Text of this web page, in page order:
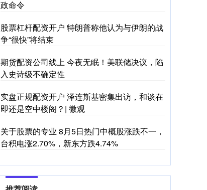
政命令
股票杠杆配资开户 特朗普称他认为与伊朗的战
争“很快”将结束
期货配资公司线上 今夜无眠！美联储决议，陷
入史诗级不确定性
实盘正规配资开户 泽连斯基密集出访，和谈在
即还是空中楼阁？| 微观
关于股票的专业 8月5日热门中概股涨跌不一，
台积电涨2.70%，新东方跌4.74%